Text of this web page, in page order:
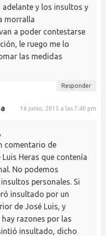
adelante y los insultos y
morralla
a poder contestarse
le ruego me lo
las medidas
Responder
16 junio, 2015 a las 7:40 pm
comentario de
Heras que contenía
No podemos
personales. Si
insultado por un
de José Luis, y
razones por las
insultado, dicho